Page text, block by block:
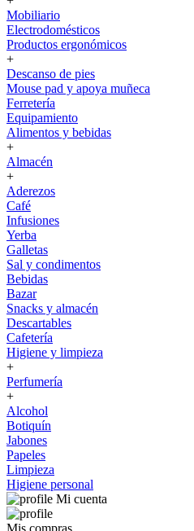
Mobiliario
Electrodomésticos
Productos ergonómicos
+
Descanso de pies
Mouse pad y apoya muñeca
Ferretería
Equipamiento
Alimentos y bebidas
+
Almacén
+
Aderezos
Café
Infusiones
Yerba
Galletas
Sal y condimentos
Bebidas
Bazar
Snacks y almacén
Descartables
Cafetería
Higiene y limpieza
+
Perfumería
+
Alcohol
Botiquín
Jabones
Papeles
Limpieza
Higiene personal
Mi cuenta
Mis compras